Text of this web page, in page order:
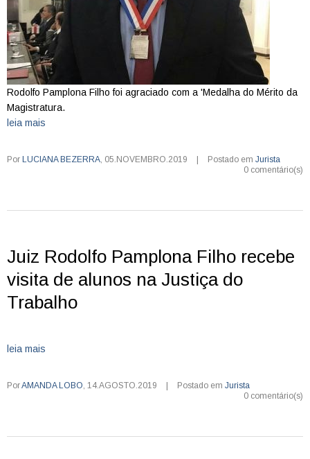
Rodolfo Pamplona Filho foi agraciado com a 'Medalha do Mérito da
Magistratura.
leia mais
Por LUCIANA BEZERRA 05.NOVEMBRO.2019 | Postado em Jurista
0 comentário(s)
Juiz Rodolfo Pamplona Filho recebe
visita de alunos na Justiça do
Trabalho
leia mais
PorAMANDA LOBO 14.AGOSTO.2019 | Postado em Jurista
0 comentário(s)